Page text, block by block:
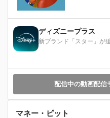
ディズニープラス
新ブランド「スター」が
配信中の動画配信
マネー・ピット